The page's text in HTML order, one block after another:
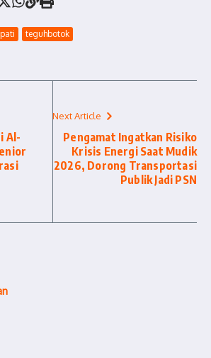
pati teguhbotok
Al-
Next Article
Pengamat Ingatkan Risiko
Krisis Energi Saat Mudik
2026, Dorong Transportasi
Publik Jadi PSN